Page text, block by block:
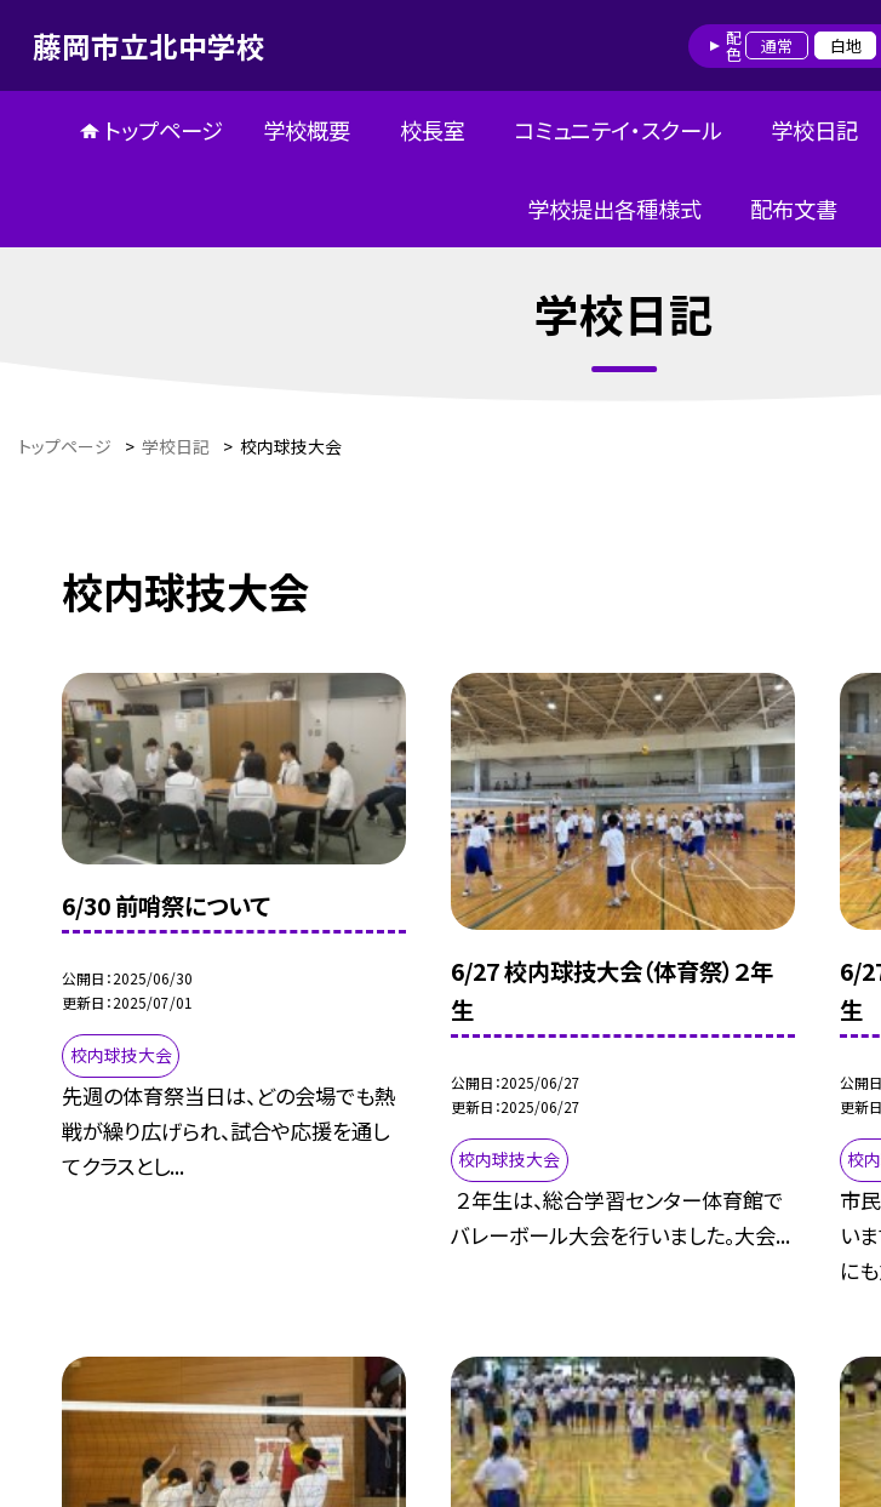
藤岡市立北中学校 配色 通常 白地
トップページ 学校概要 校長室 コミュニテイ・スクール 学校日記
学校提出各種様式 配布文書
学校日記
トップページ > 学校日記 > 校内球技大会
校内球技大会
6/30 前哨祭について
公開日 2025/06/30
更新日 2025/07/01
校内球技大会
先週の体育祭当日は、どの会場でも熱
戦が繰り広げられ、試合や応援を通し
てクラスとし...
6/27 校内球技大会（体育祭）２年
生
公開日 2025/06/27
更新日 2025/06/27
校内球技大会
２年生は、総合学習センター体育館で
バレーボール大会を行いました。大会...
6/
生
公開日
更新日
校
市
い
に